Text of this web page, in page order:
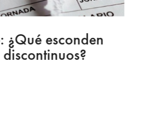
¿Qué esconden